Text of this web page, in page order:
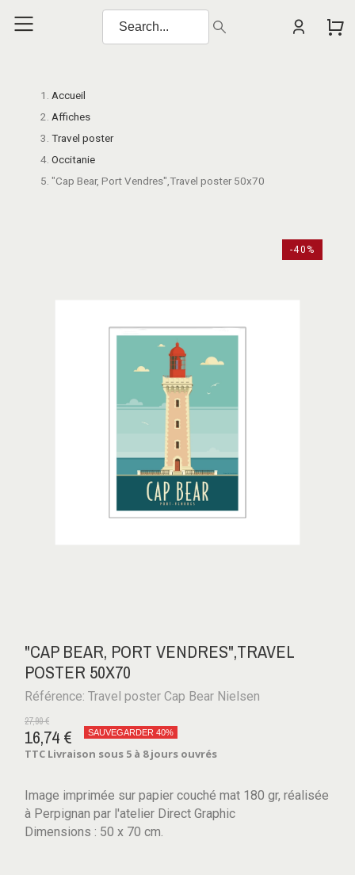
Accueil
Affiches
Travel poster
Occitanie
"Cap Bear, Port Vendres",Travel poster 50x70
-40%
"CAP BEAR, PORT VENDRES",TRAVEL
POSTER 50X70
Référence: Travel poster Cap Bear Nielsen
27,90 €
16,74 € SAUVEGARDER 40%
TTC Livraison sous 5 à 8 jours ouvrés
Image imprimée sur papier couché mat 180 gr, réalisée
à Perpignan par l'atelier Direct Graphic
Dimensions : 50 x 70 cm.